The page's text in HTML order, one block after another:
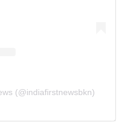
(@indiafirstnewsbkn)